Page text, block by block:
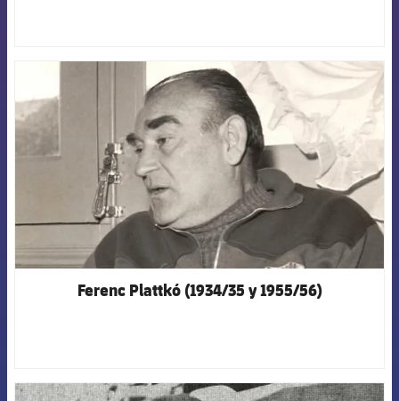
FCB Barcelona badge
Ferenc Plattkó (1934/35 y 1955/56)
FCB Barcelona badge